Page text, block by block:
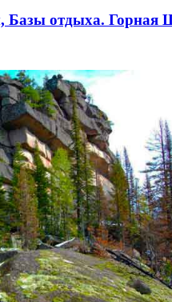
Базы отдыха. Горная